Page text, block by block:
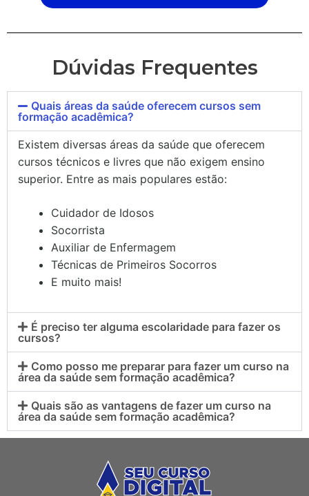
Dúvidas Frequentes
Quais áreas da saúde oferecem cursos sem
formação acadêmica?
Existem diversas áreas da saúde que oferecem
cursos técnicos e livres que não exigem ensino
superior. Entre as mais populares estão:
Cuidador de Idosos
Socorrista
Auxiliar de Enfermagem
Técnicas de Primeiros Socorros
E muito mais!
É preciso ter alguma escolaridade para fazer os
cursos?
Como posso me preparar para fazer um curso na
área da saúde sem formação acadêmica?
Quais são as vantagens de fazer um curso na
área da saúde sem formação acadêmica?